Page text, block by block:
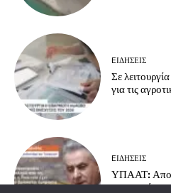
EΙΔΗΣΕΙΣ
Σε
για τις
EΙΔΗΣΕΙΣ
ΥΠΑΑΤ: